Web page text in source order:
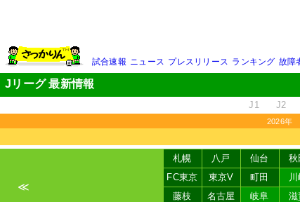
試合速報 ニュース プレスリリース ランキング 故障
Jリーグ 最新情報
J1 J2
2026年
≪
札幌 八戸 仙台 秋
FC東京
東京V 町田
藤枝
名古屋 岐阜 滋